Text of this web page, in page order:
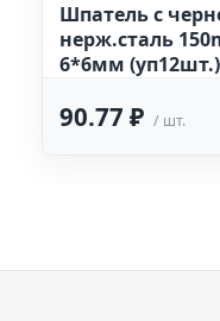
Шпатель с
нерж.сталь
6*6мм (уп12шт.)
90.77 ₽ / шт.